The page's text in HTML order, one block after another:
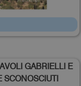
GABRIELLI E
SCONOSCIUTI